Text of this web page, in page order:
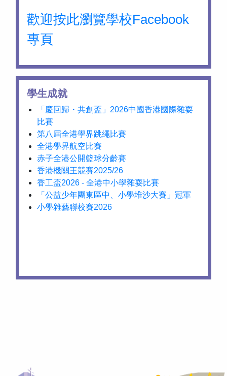
歡迎按此瀏覽學校Facebook
專頁
學生成就
「慶回歸・共創盃」2026中國香港國際雜耍
比賽
第八屆全港學界跳繩比賽
全港學界航空比賽
赤子全港公開籃球分齡賽
香港機關王競賽2025/26
香工盃2026 - 全港中小學雜耍比賽
「公益少年團東區中、小學堆沙大賽」冠軍
小學雜藝聯校賽2026